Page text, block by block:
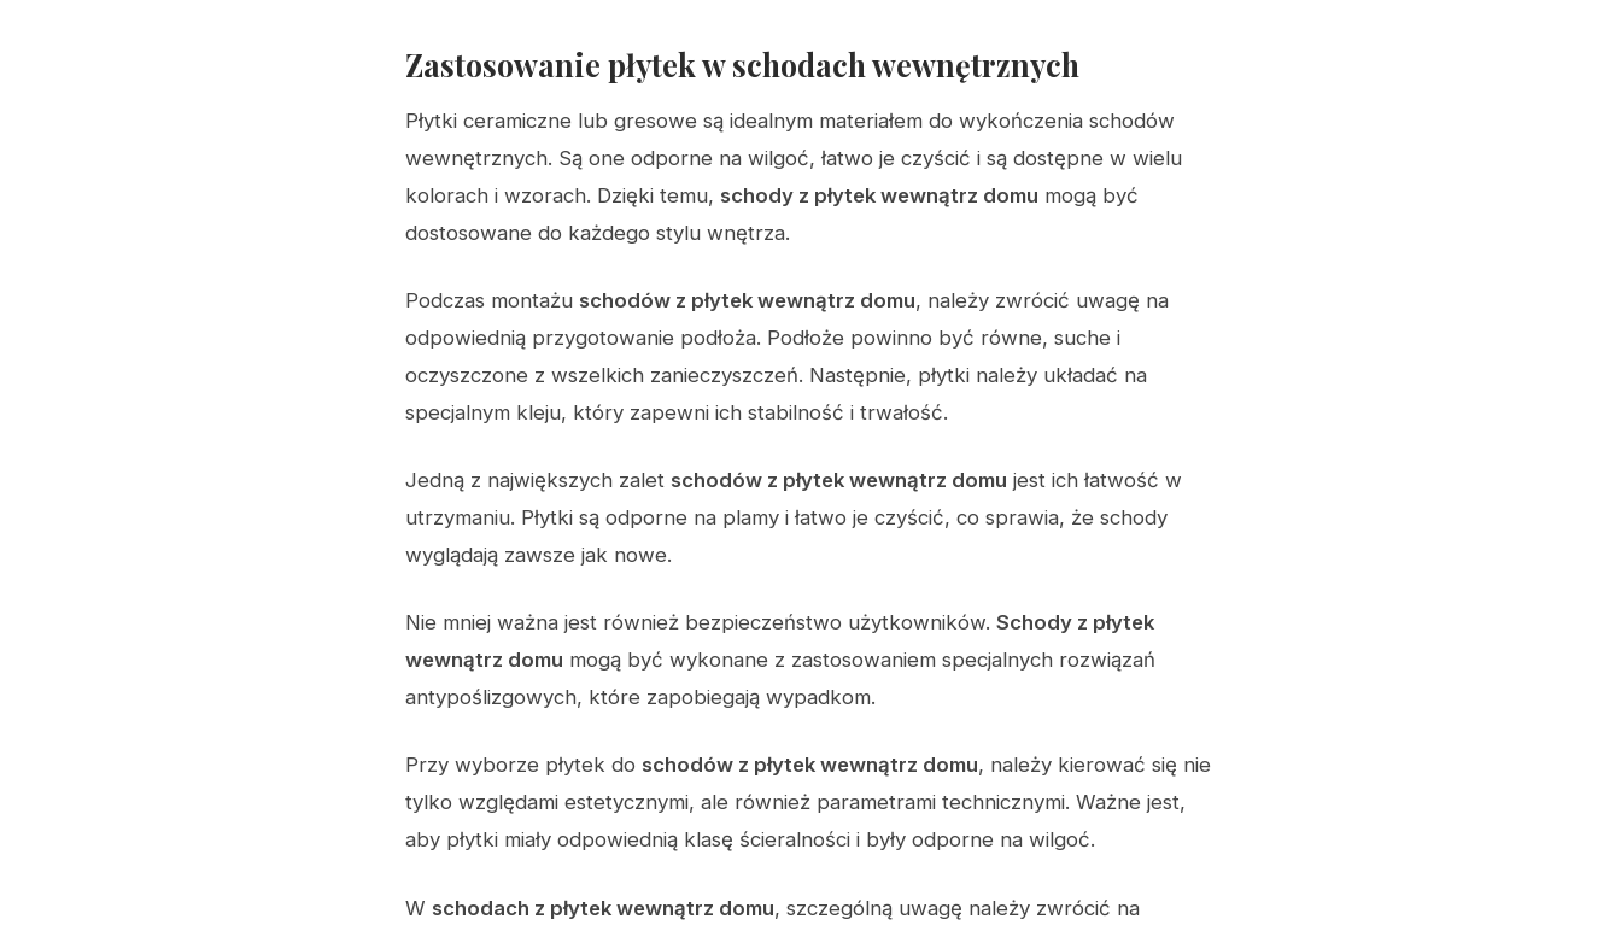
Zastosowanie płytek w schodach wewnętrznych
Płytki ceramiczne lub gresowe są idealnym materiałem do wykończenia schodów
wewnętrznych. Są one odporne na wilgoć, łatwo je czyścić i są dostępne w wielu
kolorach i wzorach. Dzięki temu, schody z płytek wewnątrz domu mogą być
dostosowane do każdego stylu wnętrza.
Podczas montażu schodów z płytek wewnątrz domu, należy zwrócić uwagę na
odpowiednią przygotowanie podłoża. Podłoże powinno być równe, suche i
oczyszczone z wszelkich zanieczyszczeń. Następnie, płytki należy układać na
specjalnym kleju, który zapewni ich stabilność i trwałość.
Jedną z największych zalet schodów z płytek wewnątrz domu jest ich łatwość w
utrzymaniu. Płytki są odporne na plamy i łatwo je czyścić, co sprawia, że schody
wyglądają zawsze jak nowe.
Nie mniej ważna jest również bezpieczeństwo użytkowników. Schody z płytek
wewnątrz domu mogą być wykonane z zastosowaniem specjalnych rozwiązań
antypoślizgowych, które zapobiegają wypadkom.
Przy wyborze płytek do schodów z płytek wewnątrz domu, należy kierować się nie
tylko względami estetycznymi, ale również parametrami technicznymi. Ważne jest,
aby płytki miały odpowiednią klasę ścieralności i były odporne na wilgoć.
W schodach z płytek wewnątrz domu, szczególną uwagę należy zwrócić na